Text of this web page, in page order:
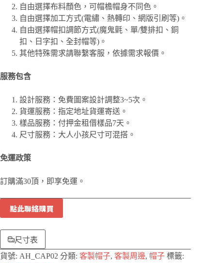
自由選擇布料顏色，可帽檐帽身不同色。
自由選擇加工方式(電繡、熱轉印、網版引刷等)。
自由選擇帽扣調節方式(魔鬼氈、單/雙排扣、銅
扣、日字扣、全封帽等)。
其他特殊需求請聯繫客服，依據需求報價。
服務包含
設計服務：免費圖案設計調整3~5次。
貨運服務：指定地址貨運寄送。
樣品服務：付押金租借樣品7天。
尺寸服務：大人小孩尺寸可混搭。
免運政策
訂購滿30頂，即享免運。
點此聯絡購買
尺寸表
貨號: AH_CAP02 分類: 客製帽子, 客製周邊, 帽子 標籤: